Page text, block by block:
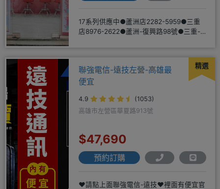
17系列供應中●蘆洲店2282-5959●三重
店8976-2622●蘆洲-復興路98號●三重-
精選
聯強電信-遠技左營-高雄最
便宜
4.9
(1053)
高雄市左營區華夏路913號
$47,690
預約訂購
❤️請點上面聯強電信-遠技❤️裡面有便宜官